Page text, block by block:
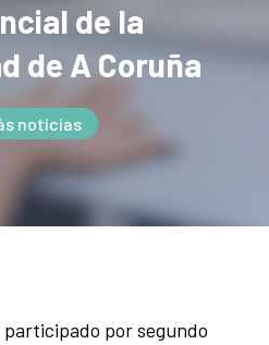
de la
de A Coruña
noticias
participado por segundo